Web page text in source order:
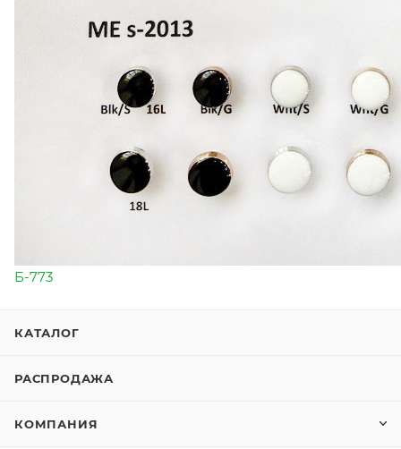
Б-773
КАТАЛОГ
РАСПРОДАЖА
КОМПАНИЯ